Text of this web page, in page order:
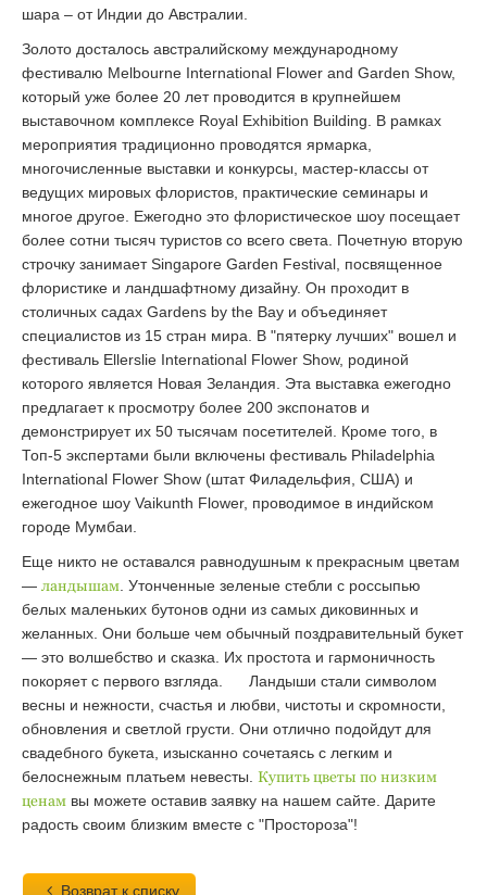
шара – от Индии до Австралии.
Золото досталось австралийскому международному
фестивалю Melbourne International Flower and Garden Show,
который уже более 20 лет проводится в крупнейшем
выставочном комплексе Royal Exhibition Building. В рамках
мероприятия традиционно проводятся ярмарка,
многочисленные выставки и конкурсы, мастер-классы от
ведущих мировых флористов, практические семинары и
многое другое. Ежегодно это флористическое шоу посещает
более сотни тысяч туристов со всего света. Почетную вторую
строчку занимает Singapore Garden Festival, посвященное
флористике и ландшафтному дизайну. Он проходит в
столичных садах Gardens by the Bay и объединяет
специалистов из 15 стран мира. В "пятерку лучших" вошел и
фестиваль Ellerslie International Flower Show, родиной
которого является Новая Зеландия. Эта выставка ежегодно
предлагает к просмотру более 200 экспонатов и
демонстрирует их 50 тысячам посетителей. Кроме того, в
Топ-5 экспертами были включены фестиваль Philadelphia
International Flower Show (штат Филадельфия, США) и
ежегодное шоу Vaikunth Flower, проводимое в индийском
городе Мумбаи.
Еще никто не оставался равнодушным к прекрасным цветам
— ландышам . Утонченные зеленые стебли с россыпью
белых маленьких бутонов одни из самых диковинных и
желанных. Они больше чем обычный поздравительный букет
— это волшебство и сказка. Их простота и гармоничность
покоряет с первого взгляда. Ландыши стали символом
весны и нежности, счастья и любви, чистоты и скромности,
обновления и светлой грусти. Они отлично подойдут для
свадебного букета, изысканно сочетаясь с легким и
белоснежным платьем невесты. Купить цветы по низким
ценам вы можете оставив заявку на нашем сайте. Дарите
радость своим близким вместе с "Простороза"!
Возврат к списку